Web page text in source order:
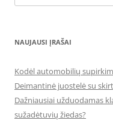
NAUJAUSI ĮRAŠAI
Kodėl automobilių
Deimantinė juostelė su
Dažniausiai užduodamas
sužadėtuvių žiedas?